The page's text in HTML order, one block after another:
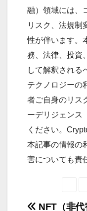
融）領域には、
リスク、法規制
性が伴います。
務、法律、投資
して解釈される
テクノロジーの
者ご自身のリス
ーデリジェンス
ください。
本記事の情報の
害についても責
NFT（非代